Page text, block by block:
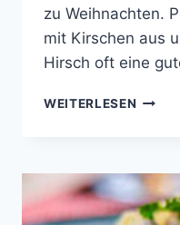
zu Weihnachten.
mit Kirschen aus
Hirsch oft eine
WEITERLESEN